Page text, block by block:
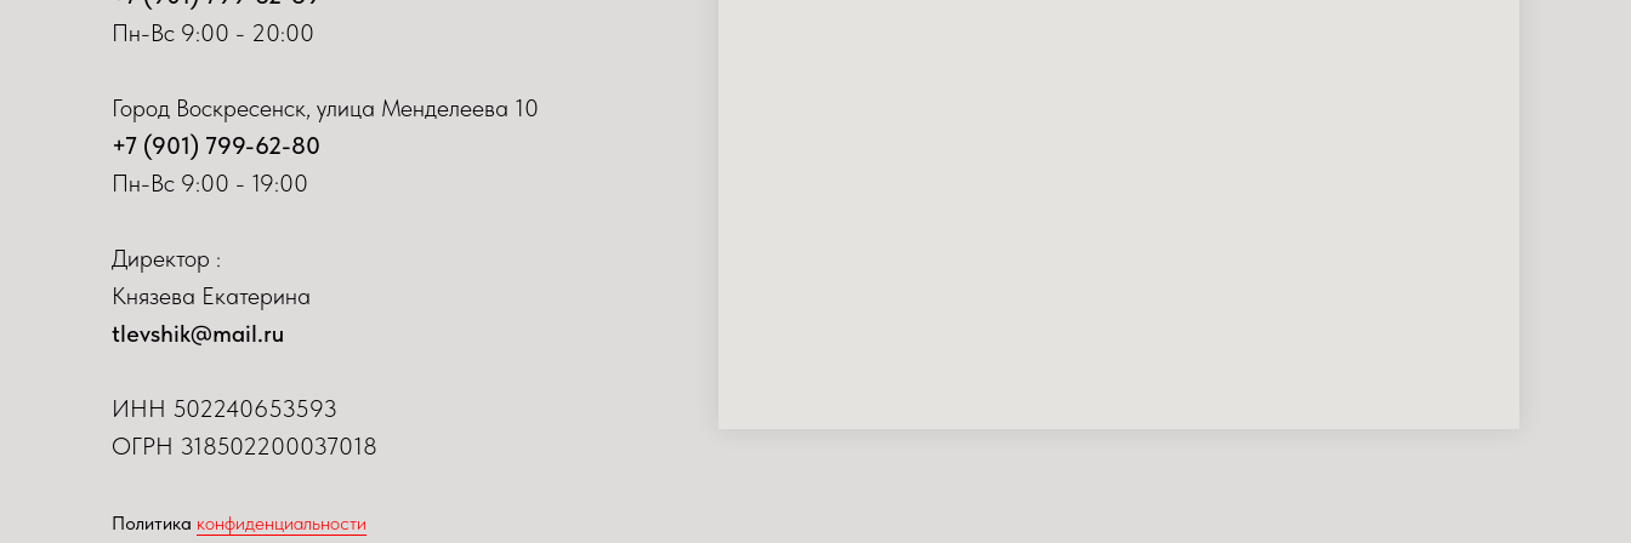
Пн-Вс 9:00 - 20:00
Город Воскресенск, улица Менделеева 10
+7 (901) 799-62-80
Пн-Вс 9:00 - 19:00
Директор :
Князева Екатерина
tlevshik@mail.ru
ИНН 502240653593
ОГРН 318502200037018
Политика конфиденциальности